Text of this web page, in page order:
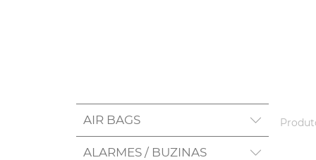
AIR BAGS
ALARMES / BUZINAS